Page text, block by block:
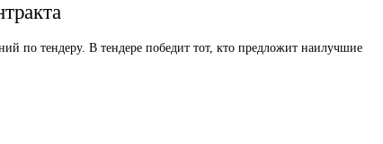
по тендеру. В тендере победит тот, кто предложит наилучшие